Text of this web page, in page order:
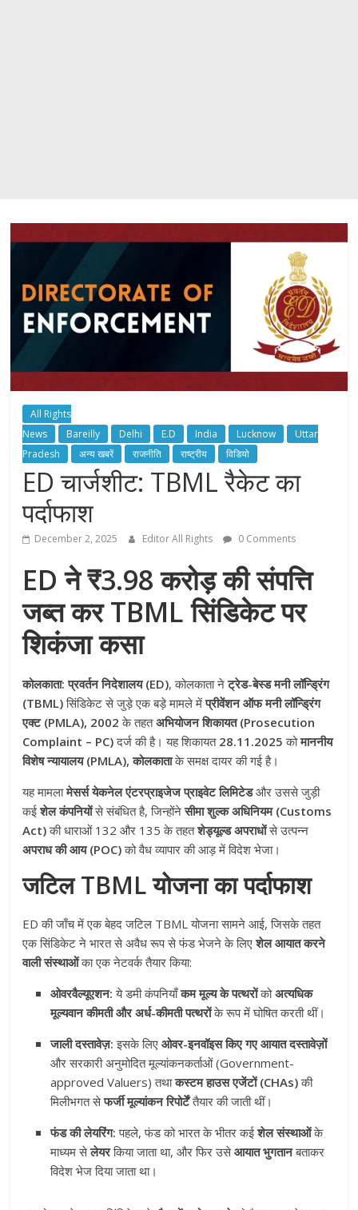
All Rights
News
Bareilly Delhi E.D India Lucknow
Uttar
Pradesh
अन्य खबरें राजनीति राष्ट्रीय विडियो
ED चार्जशीट: TBML रैकेट का
पर्दाफाश
December 2, 2025 Editor All Rights 0 Comments
ED ने ₹3.98 करोड़ की संपत्ति
जब्त कर TBML सिंडिकेट पर
शिकंजा कसा
कोलकाता: प्रवर्तन निदेशालय (ED), कोलकाता नेट्रेड-बेस्ड मनी लॉन्ड्रिंग
(TBML)सिंडिकेट से जुड़े एक बड़े मामले मेंप्रीवेंशन ऑफ मनी लॉन्ड्रिंग
एक्ट (PMLA), 2002 के तहतअभियोजन शिकायत (Prosecution
Complaint – PC)दर्ज की है। यह शिकायत 28.11.2025 कोमाननीय
विशेष न्यायालय (PMLA), कोलकाताके समक्ष दायर की गई है।
यह मामलामेसर्स येकनेल एंटरप्राइजेज प्राइवेट लिमिटेडऔर उससे जुड़ी
कईशेल कंपनियोंसे संबंधित है, जिन्होंनेसीमा शुल्क अधिनियम (Customs
Act)की धाराओं 132 और 135 के तहतशेड्यूल्ड अपराधोंसे उत्पन्न
अपराध की आय (POC)को वैध व्यापार की आड़ में विदेश भेजा।
जटिल TBML योजना का पर्दाफाश
ED की जाँच में एक बेहद जटिल TBML योजना सामने आई, जिसके तहत
एक सिंडिकेट ने भारत से अवैध रूप से फंड भेजने के लिएशेल आयात करने
वाली संस्थाओंका एक नेटवर्क तैयार किया:
ओवरवैल्यूएशन: ये डमी कंपनियाँकम मूल्य के पत्थरोंकोअत्यधिक
मूल्यवान कीमती और अर्ध-कीमती पत्थरोंके रूप में घोषित करती थीं।
जाली दस्तावेज़: इसके लिएओवर-इनवॉइस किए गए आयात दस्तावेज़ों
और सरकारी अनुमोदित मूल्यांकनकर्ताओं (Government-
approved Valuers) तथाकस्टम हाउस एजेंटों (CHAs)की
मिलीभगत सेफर्जी मूल्यांकन रिपोर्टेंतैयार की जाती थीं।
फंड की लेयरिंग: पहले, फंड को भारत के भीतर कईशेल संस्थाओंके
माध्यम सेलेयरकिया जाता था, और फिर उसेआयात भुगतानबताकर
विदेश भेज दिया जाता था।